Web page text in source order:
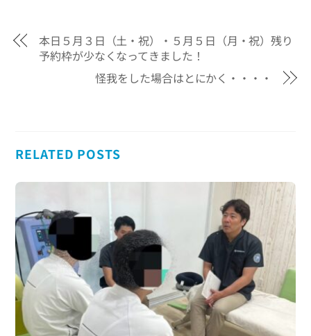
本日５月３日（土・祝）・５月５日（月・祝）残り
予約枠が少なくなってきました！
怪我をした場合はとにかく・・・・
RELATED POSTS